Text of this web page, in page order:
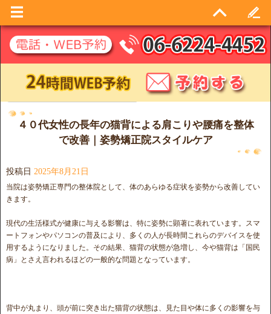
日別アーカイブ: 2025年8月21日
４０代女性の長年の猫背による肩こりや腰痛を整体
で改善｜姿勢矯正院スタイルケア
投稿日 2025年8月21日
当院は姿勢矯正専門の整体院として、体のあらゆる症状を姿勢から改善してい
きます。
現代の生活様式が健康に与える影響は、特に姿勢に顕著に表れています。スマ
ートフォンやパソコンの普及により、多くの人が長時間これらのデバイスを使
用するようになりました。その結果、猫背の状態が急増し、今や猫背は「国民
病」とさえ言われるほどの一般的な問題となっています。
背中が丸まり、頭が前に突き出た猫背の状態は、見た目や体に多くの影響を与